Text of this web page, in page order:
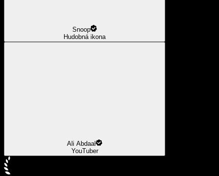
Snoop
Hudobná ikona
Ali Abdaal
YouTuber